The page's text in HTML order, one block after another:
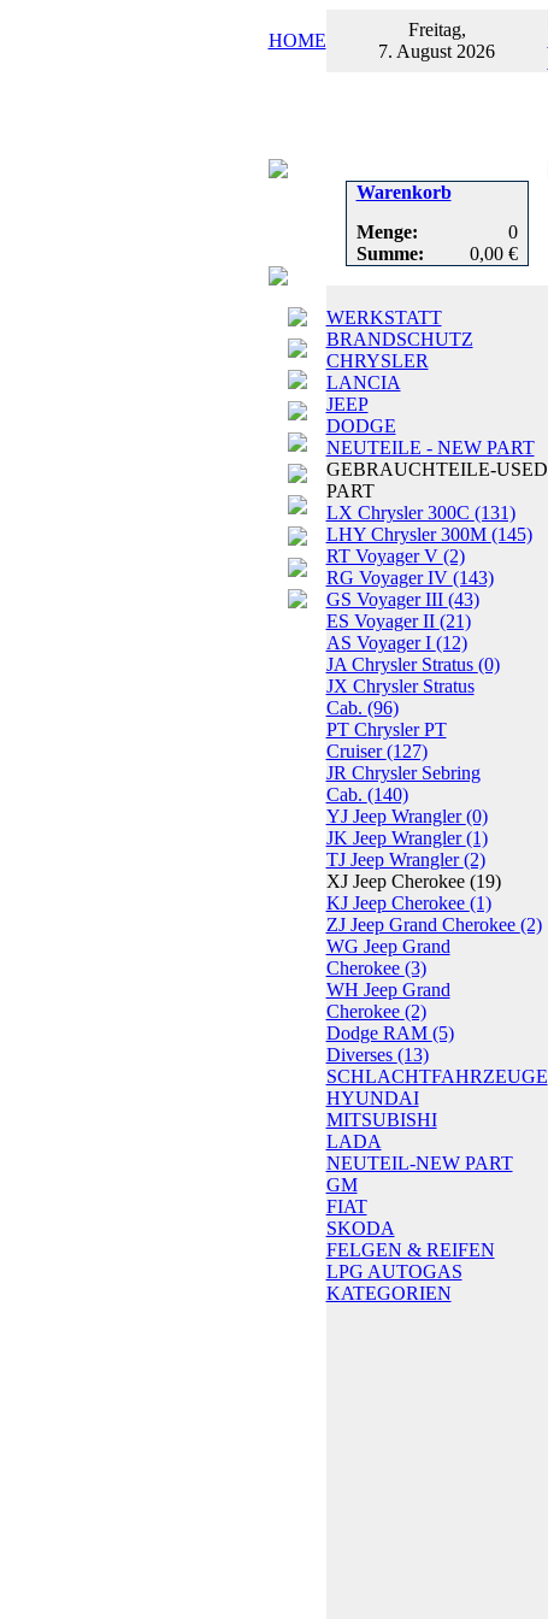
HOME
Freitag,
7. August 2026
Warenkorb
Menge:
0
Summe:
0,00 €
WERKSTATT
BRANDSCHUTZ
CHRYSLER
LANCIA
JEEP
DODGE
NEUTEILE - NEW PART
GEBRAUCHTEILE-USED
PART
LX Chrysler 300C (131)
LHY Chrysler 300M (145)
RT Voyager V (2)
RG Voyager IV (143)
GS Voyager III (43)
ES Voyager II (21)
AS Voyager I (12)
JA Chrysler Stratus (0)
JX Chrysler Stratus
Cab. (96)
PT Chrysler PT
Cruiser(127)
JR Chrysler Sebring
Cab. (140)
YJ Jeep Wrangler(0)
JK Jeep Wrangler(1)
TJ Jeep Wrangler(2)
XJ Jeep Cherokee (19)
KJ Jeep Cherokee (1)
ZJ Jeep Grand Cherokee (2)
WG Jeep Grand
Cherokee (3)
WH Jeep Grand
Cherokee (2)
Dodge RAM (5)
Diverses (13)
SCHLACHTFAHRZEUGE
HYUNDAI
MITSUBISHI
LADA
NEUTEIL-NEW PART
GM
FIAT
SKODA
FELGEN & REIFEN
LPG AUTOGAS
KATEGORIEN